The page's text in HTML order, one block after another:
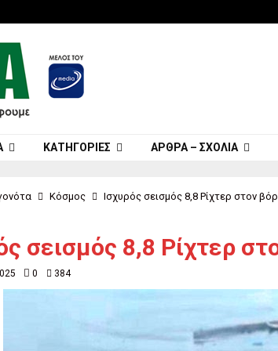
ΚΑΤΗΓΟΡΊΕΣ ΆΡΘΡΑ – ΣΧΌΛΙΑ
Κόσμος Ισχυρός σεισμός 8,8 Ρίχτερ στον
σεισμός 8,8 Ρίχτερ
0 384